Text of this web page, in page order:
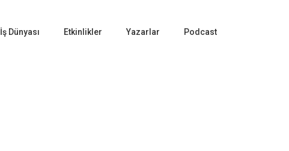
İş Dünyası Etkinlikler Yazarlar Podcast